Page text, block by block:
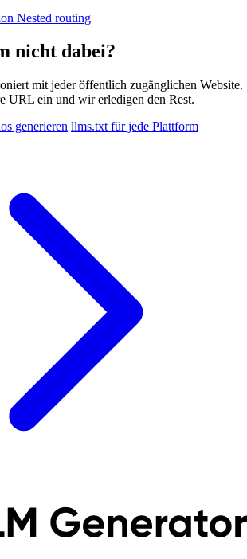
Nested routing
nicht dabei?
mit jeder öffentlich zugänglichen Website.
URL ein und wir erledigen den Rest.
generieren llms.txt für jede Plattform